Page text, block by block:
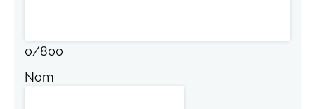
0/800
Nom